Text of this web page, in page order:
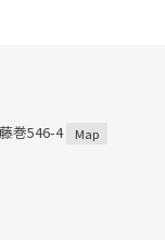
巻546-4 Map